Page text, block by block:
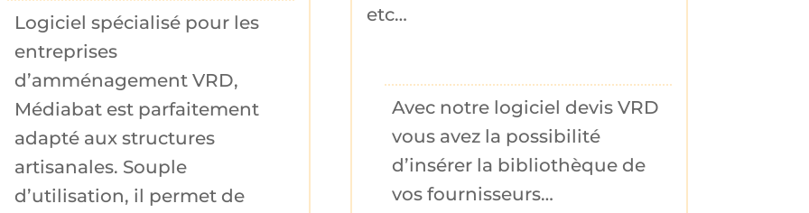
Logiciel spécialisé pour les
entreprises
d’amménagement VRD,
Médiabat est parfaitement
adapté aux structures
artisanales. Souple
d’utilisation, il permet de
etc…
Avec notre logiciel devis VRD
vous avez la possibilité
d’insérer la bibliothèque de
vos fournisseurs…